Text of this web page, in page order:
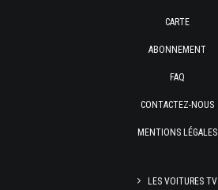
CARTE
ABONNEMENT
FAQ
CONTACTEZ-NOUS
MENTIONS LÉGALES
LES VOITURES TV